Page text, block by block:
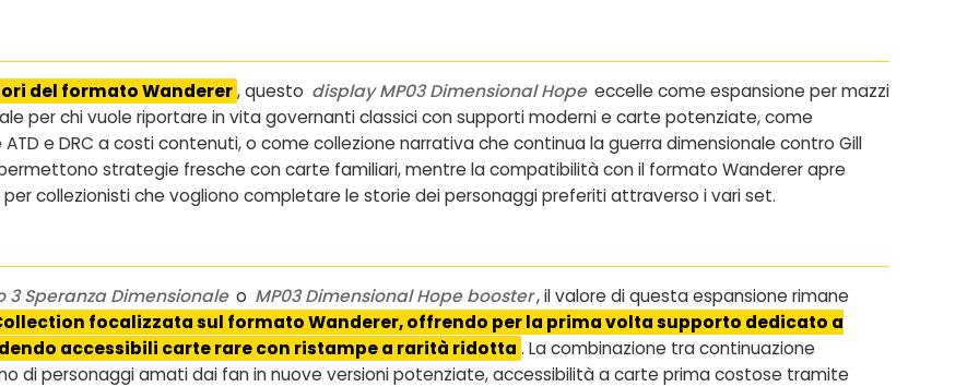
del formato Wanderer, questo display MP03 Dimensional Hope eccelle come espansione per mazzi
per chi vuole riportare in vita governanti classici con supporti moderni e carte potenziate, come
e DRC a costi contenuti, o come collezione narrativa che continua la guerra dimensionale contro Gill
strategie fresche con carte familiari, mentre la compatibilità con il formato Wanderer apre
collezionisti che vogliono completare le storie dei personaggi preferiti attraverso i vari set.
3 Speranza Dimensionale o MP03 Dimensional Hope booster, il valore di questa espansione rimane
focalizzata sul formato Wanderer, offrendo per la prima volta supporto dedicato a
accessibili carte rare con ristampe a rarità ridotta . La combinazione tra continuazione
di personaggi amati dai fan in nuove versioni potenziate, accessibilità a carte prima costose tramite